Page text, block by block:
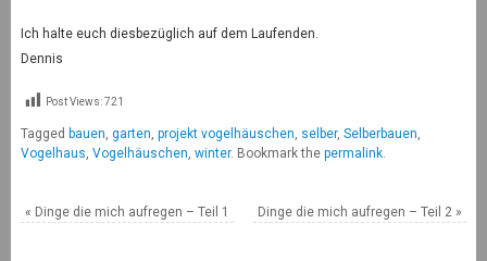
Ich halte euch diesbezüglich auf dem Laufenden.
Dennis
Post Views: 721
Tagged bauen, garten, projekt vogelhäuschen, selber, Selberbauen,
Vogelhaus, Vogelhäuschen, winter. Bookmark the permalink.
« Dinge die mich aufregen – Teil 1 Dinge die mich aufregen – Teil 2 »